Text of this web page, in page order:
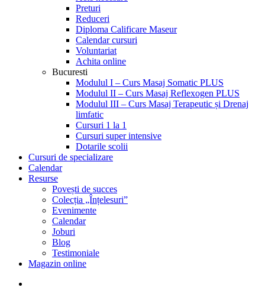
Preturi
Reduceri
Diploma Calificare Maseur
Calendar cursuri
Voluntariat
Achita online
Bucuresti
Modulul I – Curs Masaj Somatic PLUS
Modulul II – Curs Masaj Reflexogen PLUS
Modulul III – Curs Masaj Terapeutic și Drenaj
limfatic
Cursuri 1 la 1
Cursuri super intensive
Dotarile scolii
Cursuri de specializare
Calendar
Resurse
Povești de succes
Colecția „Înțelesuri”
Evenimente
Calendar
Joburi
Blog
Testimoniale
Magazin online